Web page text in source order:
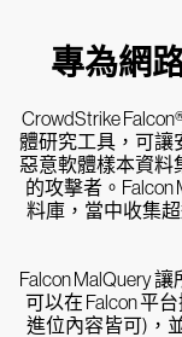
專為網
CrowdStrike
體研究工具，可讓
惡意軟體樣本資料
的攻擊者。Falcon
料庫，當中收集
Falcon MalQuery
可以在 Falcon 平
進位內容皆可)，